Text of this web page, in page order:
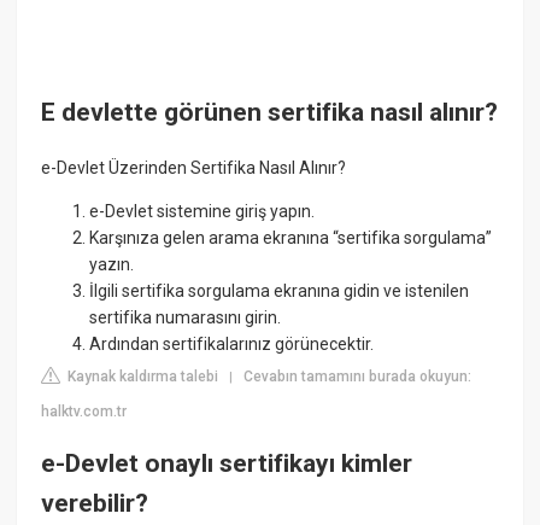
E devlette görünen sertifika nasıl alınır?
e-Devlet Üzerinden Sertifika Nasıl Alınır?
e-Devlet sistemine giriş yapın.
Karşınıza gelen arama ekranına “sertifika sorgulama”
yazın.
İlgili sertifika sorgulama ekranına gidin ve istenilen
sertifika numarasını girin.
Ardından sertifikalarınız görünecektir.
Kaynak kaldırma talebi |Cevabın tamamını burada okuyun:
halktv.com.tr
e-Devlet onaylı sertifikayı kimler
verebilir?